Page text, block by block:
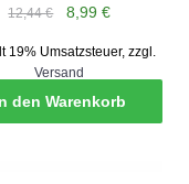
12,44€
Ursprünglicher
war:
12,44 €
8,99€Aktueller
ist:
8,99 €.
19% Umsatzsteuer, zzgl.
Versand
den Warenkorb